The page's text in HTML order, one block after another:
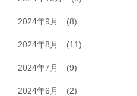
2024年9月 (8)
2024年8月 (11)
2024年7月 (9)
2024年6月 (2)